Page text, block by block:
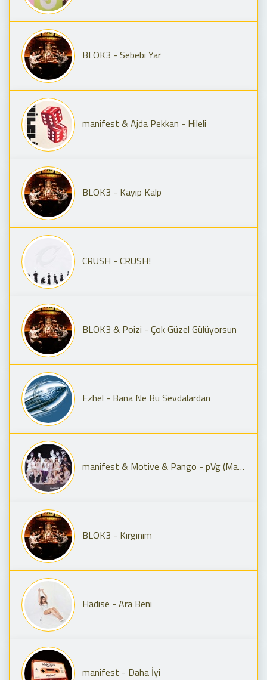
BLOK3 - Sebebi Yar
manifest & Ajda Pekkan - Hileli
BLOK3 - Kayıp Kalp
CRUSH - CRUSH!
BLOK3 & Poizi - Çok Güzel Gülüyorsun
Ezhel - Bana Ne Bu Sevdalardan
manifest & Motive & Pango - pVg (Manifest Live Remix)
BLOK3 - Kırgınım
Hadise - Ara Beni
manifest - Daha İyi